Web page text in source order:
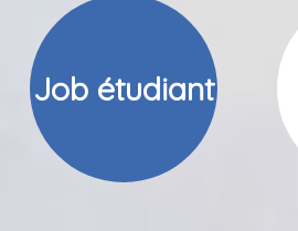
Job étudiant